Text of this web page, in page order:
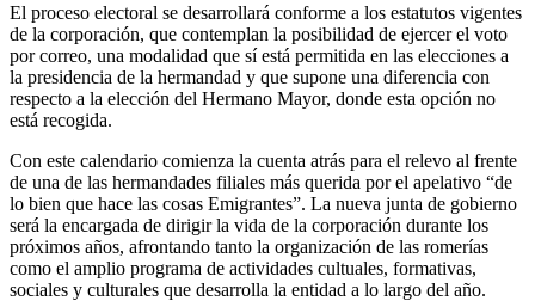
El proceso electoral se desarrollará conforme a los estatutos vigentes
de la corporación, que contemplan la posibilidad de ejercer el voto
por correo, una modalidad que sí está permitida en las elecciones a
la presidencia de la hermandad y que supone una diferencia con
respecto a la elección del Hermano Mayor, donde esta opción no
está recogida.
Con este calendario comienza la cuenta atrás para el relevo al frente
de una de las hermandades filiales más querida por el apelativo “de
lo bien que hace las cosas Emigrantes”. La nueva junta de gobierno
será la encargada de dirigir la vida de la corporación durante los
próximos años, afrontando tanto la organización de las romerías
como el amplio programa de actividades cultuales, formativas,
sociales y culturales que desarrolla la entidad a lo largo del año.